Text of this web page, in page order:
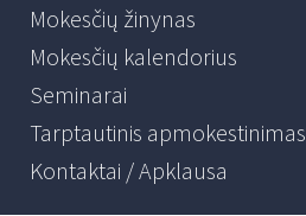
Mokesčių žinynas
Mokesčių kalendorius
Seminarai
Tarptautinis apmokestinimas
Kontaktai / Apklausa